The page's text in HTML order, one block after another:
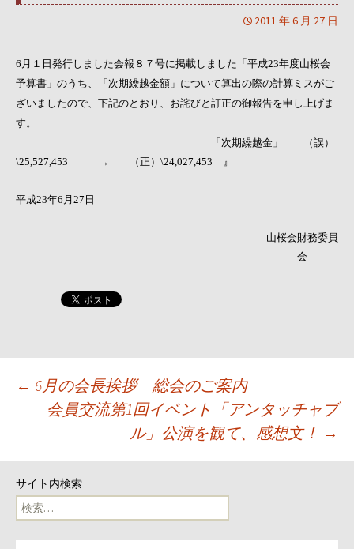
2011 年 6 月 27 日
6月１日発行しました会報８７号に掲載しました「平成23年度山桜会
予算書」のうち、「次期繰越金額」について算出の際の計算ミスがご
ざいましたので、下記のとおり、お詫びと訂正の御報告を申し上げま
す。
「次期繰越金」 （誤）
\25,527,453
→ （正）\24,027,453 』
平成23年6月27日
山桜会財務委員
会
投
ナ
ビ
ゲ
← 6月の会長挨拶 総会のご案内
会員交流第1回イベント「アンタッチャブ
ル」公演を観て、感想文！ →
サイト内検索
検
索: